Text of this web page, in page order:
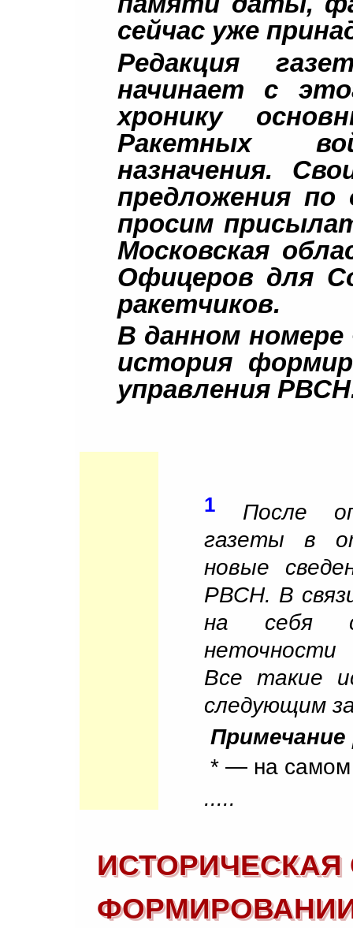
сейчас уже
Редакция
начинает с
хронику
Ракетных
назначения.
предложения по
просим
Московская
Офицеров для
ракетчиков.
В данном
история
управления
1
После
газеты в
новые
РВСН. В
на себя
Все такие
следующим
Примечание
* — на самом
.....
ИСТОРИЧЕСКАЯ